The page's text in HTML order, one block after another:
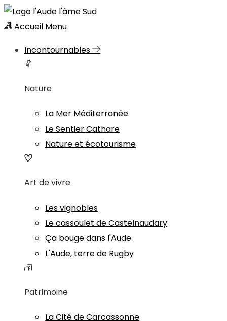
Accueil Menu
Incontournables
Nature
La Mer Méditerranée
Le Sentier Cathare
Nature et écotourisme
Art de vivre
Les vignobles
Le cassoulet de Castelnaudary
Ça bouge dans l'Aude
L'Aude, terre de Rugby
Patrimoine
La Cité de Carcassonne